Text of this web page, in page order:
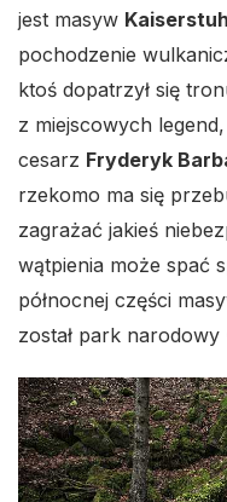
jest masyw
pochodzenie
ktoś dopatrzył się
z miejscowych
cesarz Fryderyk
rzekomo ma się
zagrażać jakieś
wątpienia może spać
północnej części
został park